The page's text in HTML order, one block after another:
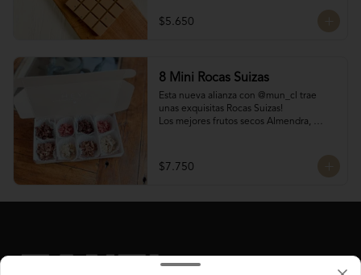
$5.650
8 Mini Rocas Suizas
Esta nueva alianza con @mun_cl trae
unas exquisitas Rocas Suizas!
Los mejores frutos secos Almendra,
4 tipos de chocolate
Chocolate Bitter
$7.750